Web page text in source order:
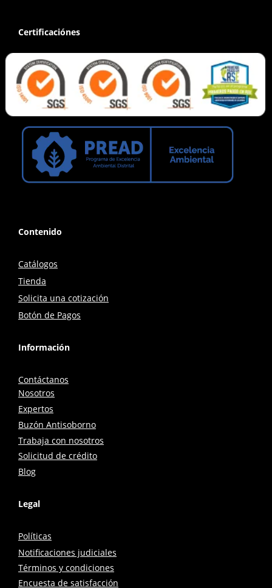
Certificaciónes
Contenido
Catálogos
Tienda
Solicita una cotización
Botón de Pagos
Información
Contáctanos
Nosotros
Expertos
Buzón Antisoborno
Trabaja con nosotros
Solicitud de crédito
Blog
Legal
Políticas
Notificaciones judiciales
Términos y condiciones
Encuesta de satisfacción